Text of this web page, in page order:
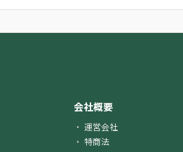
会社概要
運営会社
特商法